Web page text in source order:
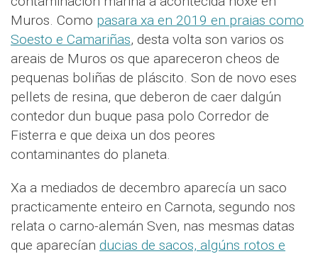
Muros. Como pasara xa en 2019 en praias como
Soesto e Camariñas, desta volta son varios os
areais de Muros os que apareceron cheos de
pequenas boliñas de pláscito. Son de novo eses
pellets de resina, que deberon de caer dalgún
contedor dun buque pasa polo Corredor de
Fisterra e que deixa un dos peores
contaminantes do planeta.
Xa a mediados de decembro aparecía un saco
practicamente enteiro en Carnota, segundo nos
relata o carno-alemán Sven, nas mesmas datas
que aparecían ducias de sacos, algúns rotos e